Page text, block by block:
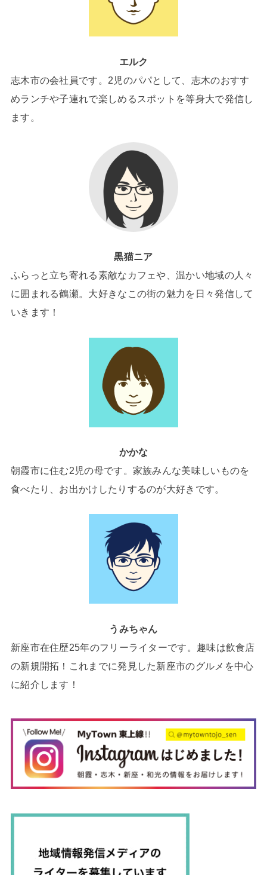
エルク
志木市の会社員です。2児のパパとして、志木のおすす
めランチや子連れで楽しめるスポットを等身大で発信し
ます。
黒猫ニア
ふらっと立ち寄れる素敵なカフェや、温かい地域の人々
に囲まれる鶴瀬。大好きなこの街の魅力を日々発信して
いきます！
かかな
朝霞市に住む2児の母です。家族みんな美味しいものを
食べたり、お出かけしたりするのが大好きです。
うみちゃん
新座市在住歴25年のフリーライターです。趣味は飲食店
の新規開拓！これまでに発見した新座市のグルメを中心
に紹介します！